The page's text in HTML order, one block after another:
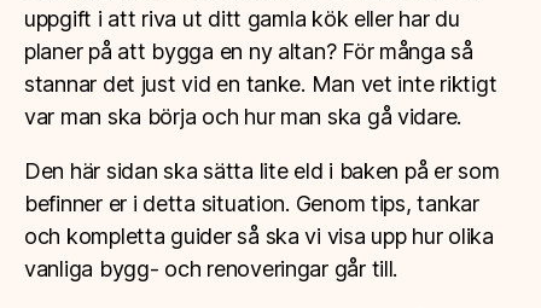
uppgift i att riva ut ditt gamla kök eller har du
planer på att bygga en ny altan? För många så
stannar det just vid en tanke. Man vet inte riktigt
var man ska börja och hur man ska gå vidare.
Den här sidan ska sätta lite eld i baken på er som
befinner er i detta situation. Genom tips, tankar
och kompletta guider så ska vi visa upp hur olika
vanliga bygg- och renoveringar går till.